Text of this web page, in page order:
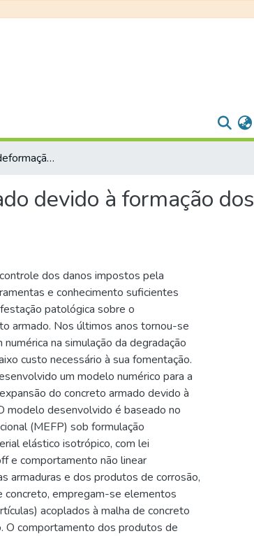
Modelagem da deformação do concreto armado devido à formação dos produtos de corrosão
devido à formação dos
dos danos impostos pela
e conhecimento suficientes
patológica sobre o
armado. Nos últimos anos tornou-se
na simulação da degradação
custo necessário à sua fomentação.
um modelo numérico para a
do concreto armado devido à
modelo desenvolvido é baseado no
(MEFP) sob formulação
elástico isotrópico, com lei
e comportamento não linear
armaduras e dos produtos de corrosão,
concreto, empregam-se elementos
acoplados à malha de concreto
O comportamento dos produtos de